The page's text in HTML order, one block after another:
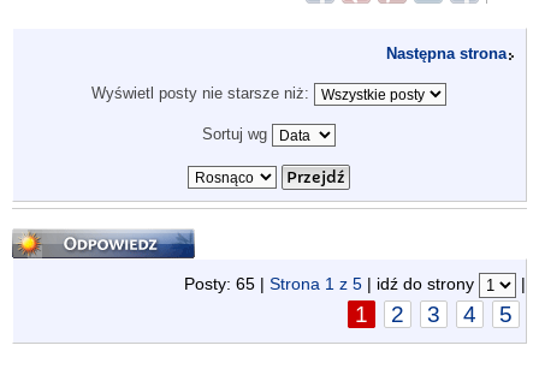
Następna strona
Wyświetl posty nie starsze niż:
Sortuj wg
Odpowiedz
Posty: 65 | Strona 1 z 5 | idź do strony |
1 2 3 4 5